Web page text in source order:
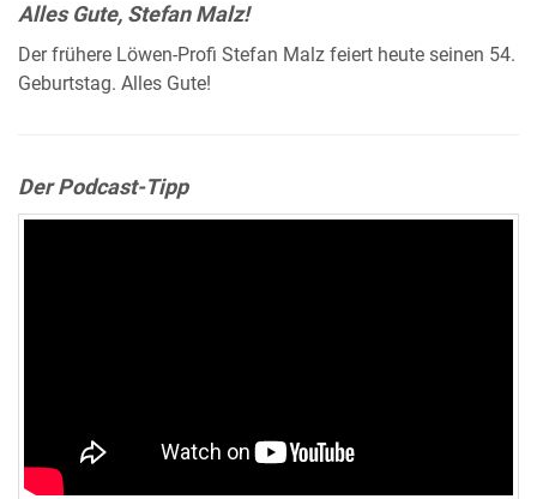
Alles Gute, Stefan Malz!
Der frühere Löwen-Profi Stefan Malz feiert heute seinen 54.
Geburtstag. Alles Gute!
Der Podcast-Tipp